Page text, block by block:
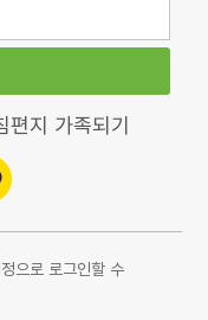
편지 가족되기
으로 로그인할 수